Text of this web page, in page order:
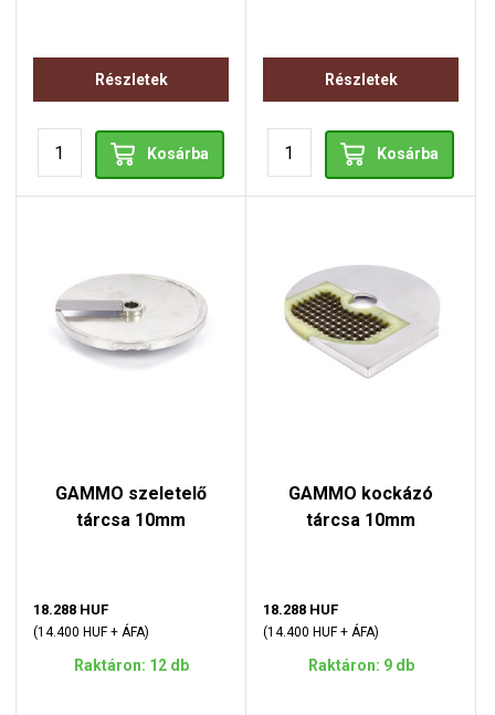
Részletek
Kosárba
Részletek
Kosárba
GAMMO szeletelő
tárcsa 10mm
18.288 HUF
(14.400 HUF + ÁFA)
Raktáron: 12 db
GAMMO kockázó
tárcsa 10mm
18.288 HUF
(14.400 HUF + ÁFA)
Raktáron: 9 db